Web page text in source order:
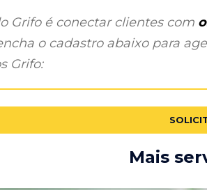
Grifo é conectar clientes com
o cadastro abaixo para
Grifo:
Mais